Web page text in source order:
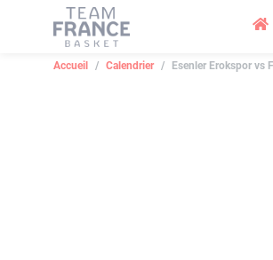
Accueil Calendrier Esenler Erokspor vs
Panneau de gestion des cookies